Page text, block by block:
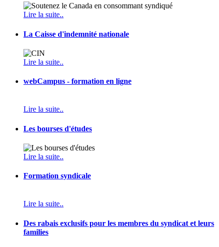
Lire la suite..
La Caisse d'indemnité nationale
Lire la suite..
webCampus - formation en ligne
Lire la suite..
Les bourses d'études
Lire la suite..
Formation syndicale
Lire la suite..
Des rabais exclusifs pour les membres du syndicat et leurs
families